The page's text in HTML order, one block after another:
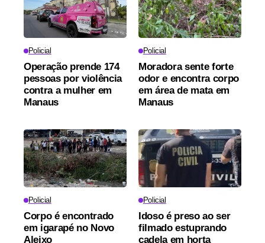
Policial
Operação prende 174
pessoas por violência
contra a mulher em
Manaus
Policial
Moradora sente forte
odor e encontra corpo
em área de mata em
Manaus
Policial
Corpo é encontrado
em igarapé no Novo
Aleixo
Policial
Idoso é preso ao ser
filmado estuprando
cadela em horta